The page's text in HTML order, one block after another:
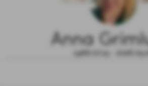
Anna
1966.07.15 -